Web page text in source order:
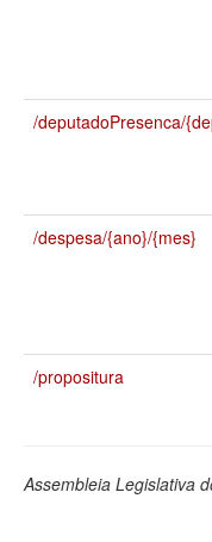
Legislação
Perguntas frequentes
/deputadoPresenca/
/despesa/{ano}/{mes}
/propositura
Assembleia Legislativa